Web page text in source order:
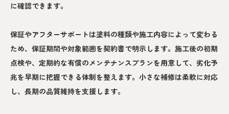
に確認できます。
保証やアフターサポートは塗料の種類や施工内容によって変わる
ため、保証期間や対象範囲を契約書で明示します。施工後の初期
点検や、定期的な有償のメンテナンスプランを用意して、劣化予
兆を早期に把握できる体制を整えます。小さな補修は柔軟に対応
し、長期の品質維持を支援します。